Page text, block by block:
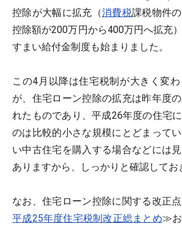
控除が大幅に拡充（消費税課税物件
控除額が200万円から400万円へ拡充
すまい給付金制度も始まりました。
この4月以降は住宅税制が大きく変
が、住宅ローン控除の拡充は昨年度
れたものであり、平成26年度の住宅
のは比較的小さな規模にとどまって
い中古住宅を購入する場合などには
ありますから、しっかりと確認してお
なお、住宅ローン控除に関する改正
平成25年度住宅税制改正総まとめ≫